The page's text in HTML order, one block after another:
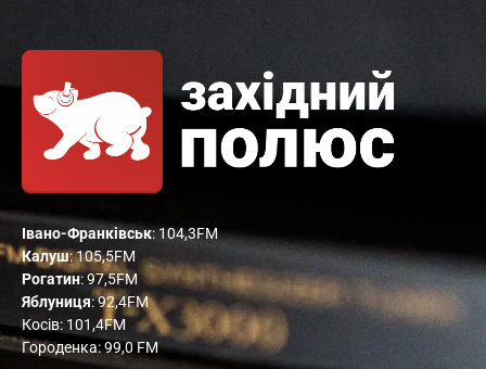
Івано-Франківськ: 104,3FM
Калуш: 105,5FM
Рогатин: 97,5FM
Яблуниця: 92,4FM
Косів: 101,4FM
Городенка: 99,0 FM